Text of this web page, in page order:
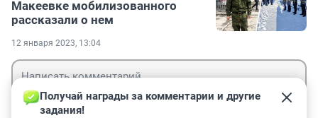
Макеевке мобилизованного
рассказали о нем
12 января 2023, 13:04
Получай награды за комментарии и другие
задания!